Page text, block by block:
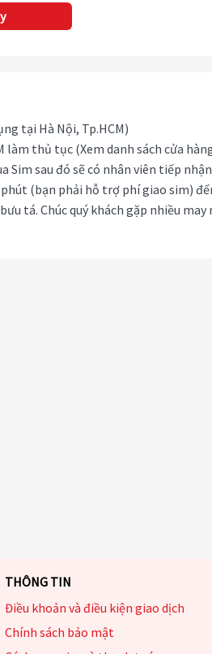
tại Hà Nội, Tp.HCM)
làm thủ tục (Xem danh sách cửa
sau đó sẽ có nhân viên tiếp
(bạn phải hỗ trợ phí giao sim)
tá. Chúc quý khách gặp nhiều may
THÔNG TIN
Điều khoản và điều kiện giao dịch
Chính sách bảo mật